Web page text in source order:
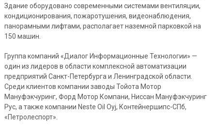
Здание оборудовано современными системами вентиляции,
кондиционирования, пожаротушения, видеонаблюдения,
панорамными лифтами, располагает наземной парковкой на
150 машин.
Группа компаний «Диалог Информационные Технологии» —
один из лидеров в области комплексной автоматизации
предприятий Санкт-Петербурга и Ленинградской области.
Среди клиентов компании заводы Тойота Мотор
Мануфэкчуринг, Форд Мотор Компани, Ниссан Мануфэкчуринг
Рус, а также компании Neste Oil Oyj, Контейнершипс-СПб,
«Петролеспорт».